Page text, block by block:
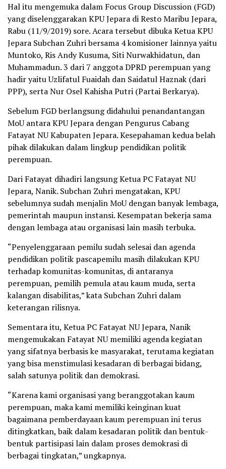
Hal itu mengemuka dalam Focus Group Discussion (FGD)
yang diselenggarakan KPU Jepara di Resto Maribu Jepara,
Rabu (11/9/2019) sore. Acara tersebut dibuka Ketua KPU
Jepara Subchan Zuhri bersama 4 komisioner lainnya yaitu
Muntoko, Ris Andy Kusuma, Siti Nurwakhidatun, dan
Muhammadun. 3 dari 7 anggota DPRD perempuan yang
hadir yaitu Uzlifatul Fuaidah dan Saidatul Haznak (dari
PPP), serta Nur Osel Kahisha Putri (Partai Berkarya).
Sebelum FGD berlangsung didahului penandantangan
MoU antara KPU Jepara dengan Pengurus Cabang
Fatayat NU Kabupaten Jepara. Kesepahaman kedua belah
pihak dilakukan dalam lingkup pendidikan politik
perempuan.
Dari Fatayat dihadiri langsung Ketua PC Fatayat NU
Jepara, Nanik. Subchan Zuhri mengatakan, KPU
sebelumnya sudah menjalin MoU dengan banyak lembaga,
pemerintah maupun instansi. Kesempatan bekerja sama
dengan lembaga atau organisasi lain masih terbuka.
“Penyelenggaraan pemilu sudah selesai dan agenda
pendidikan politik pascapemilu masih dilakukan KPU
terhadap komunitas-komunitas, di antaranya
perempuan, pemilih pemula atau kaum muda, serta
kalangan disabilitas,” kata Subchan Zuhri dalam
keterangan rilisnya.
Sementara itu, Ketua PC Fatayat NU Jepara, Nanik
mengemukakan Fatayat NU memiliki agenda kegiatan
yang sifatnya berbasis ke masyarakat, terutama kegiatan
yang bisa menstimulasi kesadaran di berbagai bidang,
salah satunya politik dan demokrasi.
“Karena kami organisasi yang beranggotakan kaum
perempuan, maka kami memiliki keinginan kuat
bagaimana pemberdayaan kaum perempuan ini terus
ditingkatkan, baik dalam kesadaran politik dan bentuk-
bentuk partisipasi lain dalam proses demokrasi di
berbagai tingkatan,” ungkapnya.